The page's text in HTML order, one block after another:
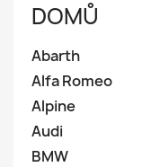
DOMŮ
Abarth
Alfa Romeo
Alpine
Audi
BMW